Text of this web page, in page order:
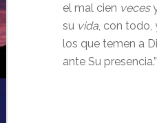
el mal cien veces
su vida, con todo,
los que temen a
ante Su presencia.”